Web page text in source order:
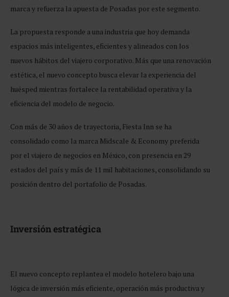
marca y refuerza la apuesta de Posadas por este segmento.
La propuesta responde a una industria que hoy demanda
espacios más inteligentes, eficientes y alineados con los
nuevos hábitos del viajero corporativo. Más que una renovación
estética, el nuevo concepto busca elevar la experiencia del
huésped mientras fortalece la rentabilidad operativa y la
eficiencia del modelo de negocio.
Con más de 30 años de trayectoria, Fiesta Inn se ha
consolidado como la marca Midscale & Economy preferida
por el viajero de negocios en México, con presencia en 29
estados del país y más de 11 mil habitaciones, consolidando su
posición dentro del portafolio de Posadas.
Inversión estratégica
El nuevo concepto replantea el modelo hotelero bajo una
lógica de inversión más eficiente, operación más productiva y